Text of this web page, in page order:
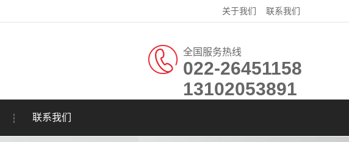
关于我们 联系我们
全国服务热线
022-26451158
13102053891
联系我们